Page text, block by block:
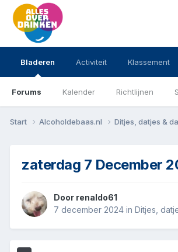
Bladeren
Forums Kalender Richtlijnen
Activiteit Klassement
Start Alcoholdebaas.nl Ditjes, datjes &
zaterdag 7 December
Door renaldo61
7 december 2024 in Ditjes,